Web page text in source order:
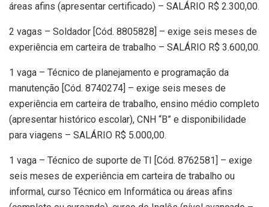
áreas afins (apresentar certificado) – SALÁRIO R$ 2.300,00.
2 vagas – Soldador [Cód. 8805828] – exige seis meses de
experiência em carteira de trabalho – SALÁRIO R$ 3.600,00.
1 vaga – Técnico de planejamento e programação da
manutenção [Cód. 8740274] – exige seis meses de
experiência em carteira de trabalho, ensino médio completo
(apresentar histórico escolar), CNH “B” e disponibilidade
para viagens – SALÁRIO R$ 5.000,00.
1 vaga – Técnico de suporte de TI [Cód. 8762581] – exige
seis meses de experiência em carteira de trabalho ou
informal, curso Técnico em Informática ou áreas afins